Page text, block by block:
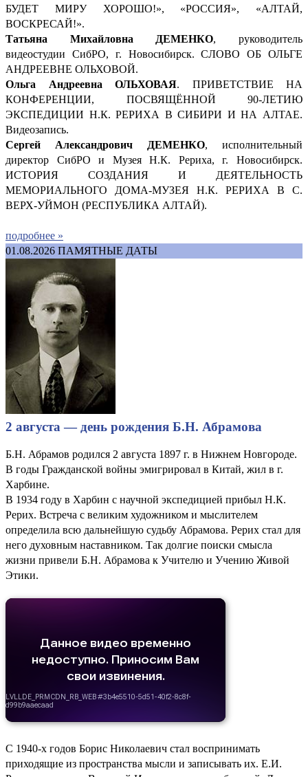
БУДЕТ МИРУ ХОРОШО!», «РОССИЯ», «АЛТАЙ,
ВОСКРЕСАЙ!».
Татьяна Михайловна ДЕМЕНКО, руководитель
видеостудии СибРО, г. Новосибирск. СЛОВО ОБ ОЛЬГЕ
АНДРЕЕВНЕ ОЛЬХОВОЙ.
Ольга Андреевна ОЛЬХОВАЯ. ПРИВЕТСТВИЕ НА
КОНФЕРЕНЦИИ, ПОСВЯЩЁННОЙ 90-ЛЕТИЮ
ЭКСПЕДИЦИИ Н.К. РЕРИХА В СИБИРИ И НА АЛТАЕ.
Видеозапись.
Сергей Александрович ДЕМЕНКО, исполнительный
директор СибРО и Музея Н.К. Рериха, г. Новосибирск.
ИСТОРИЯ СОЗДАНИЯ И ДЕЯТЕЛЬНОСТЬ
МЕМОРИАЛЬНОГО ДОМА-МУЗЕЯ Н.К. РЕРИХА В С.
ВЕРХ-УЙМОН (РЕСПУБЛИКА АЛТАЙ).
подробнее »
01.08.2026 ПАМЯТНЫЕ ДАТЫ
2 августа — день рождения Б.Н. Абрамова
Б.Н. Абрамов родился 2 августа 1897 г. в Нижнем Новгороде.
В годы Гражданской войны эмигрировал в Китай, жил в г.
Харбине.
В 1934 году в Харбин с научной экспедицией прибыл Н.К.
Рерих. Встреча с великим художником и мыслителем
определила всю дальнейшую судьбу Абрамова. Рерих стал для
него духовным наставником. Так долгие поиски смысла
жизни привели Б.Н. Абрамова к Учителю и Учению Живой
Этики.
С 1940-х годов Борис Николаевич стал воспринимать
приходящие из пространства мысли и записывать их. Е.И.